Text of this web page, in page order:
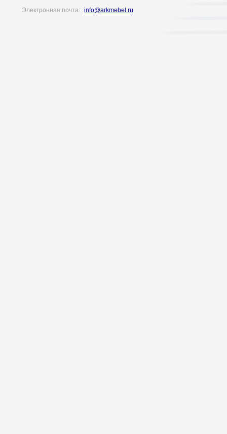
Электронная почта: info@arkmebel.ru